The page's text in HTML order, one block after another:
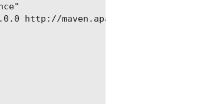
http://maven.apache.org/xsd/maven-